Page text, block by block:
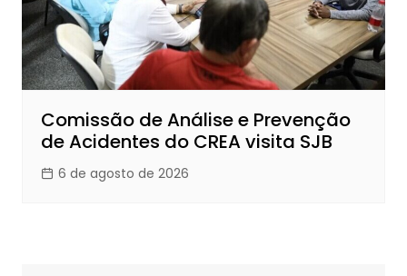
Comissão de Análise e Prevenção
de Acidentes do CREA visita SJB
6 de agosto de 2026